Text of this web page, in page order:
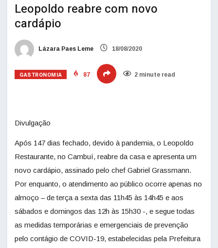
Leopoldo reabre com novo
cardápio
Lázara Paes Leme 18/08/2020
GASTRONOMIA 87 2 minute read
Divulgação
Após 147 dias fechado, devido à pandemia, o Leopoldo
Restaurante, no Cambuí, reabre da casa e apresenta um
novo cardápio, assinado pelo chef Gabriel Grassmann.
Por enquanto, o atendimento ao público ocorre apenas no
almoço – de terça a sexta das 11h45 às 14h45 e aos
sábados e domingos das 12h às 15h30 -, e segue todas
as medidas temporárias e emergenciais de prevenção
pelo contágio de COVID-19, estabelecidas pela Prefeitura